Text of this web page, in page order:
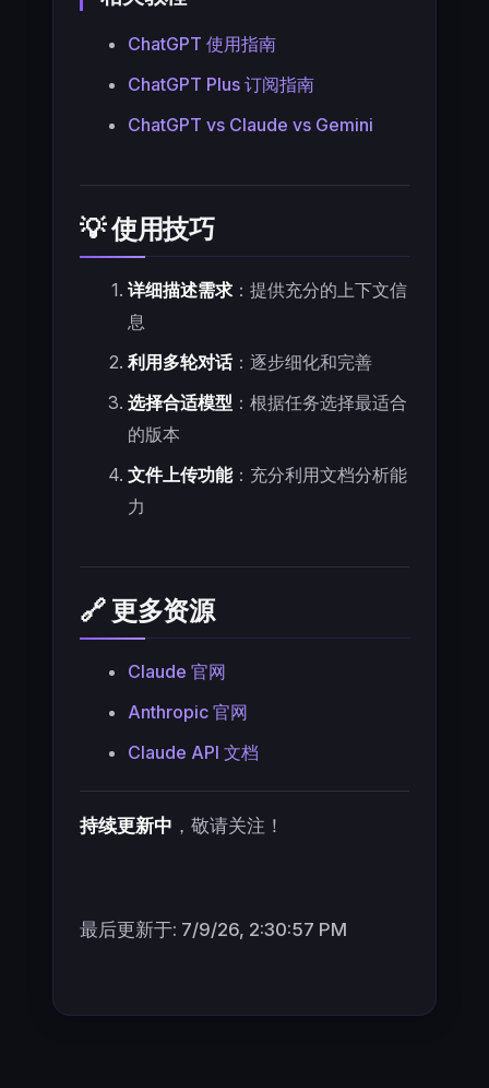
ChatGPT 使用指南
ChatGPT Plus 订阅指南
ChatGPT vs Claude vs Gemini
💡 使用技巧
详细描述需求 ：提供充分的上下文信
息
利用多轮对话：逐步细化和完善
选择合适模型 ：根据任务选择最适合
的版本
文件上传功能：充分利用文档分析能
力
🔗 更多资源
Claude 官网
Anthropic 官网
Claude API 文档
持续更新中 ，敬请关注！
最后更新于: 7/9/26, 2:30:57 PM